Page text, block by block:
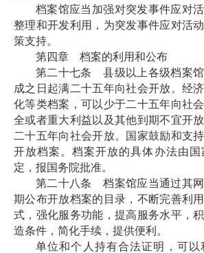
档案馆应当加强对突发事件应对
整理和开发利用，为突发事件应对活
策支持。
第四章 档案的利用和公布
第二十七条 县级以上各级档案
成之日起满二十五年向社会开放。经
化等类档案，可以少于二十五年向社
全或者重大利益以及其他到期不宜开
二十五年向社会开放。国家鼓励和支
开放档案。档案开放的具体办法由国
定，报国务院批准。
第二十八条 档案馆应当通过其
期公布开放档案的目录，不断完善利
式，强化服务功能，提高服务水平，
造条件，简化手续，提供便利。
单位和个人持有合法证明，可以